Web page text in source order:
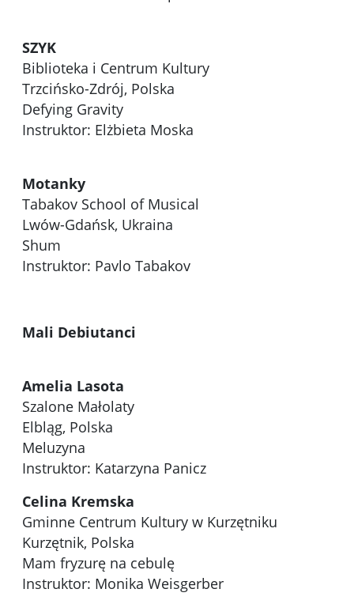
SZYK
Biblioteka i Centrum Kultury
Trzcińsko-Zdrój, Polska
Defying Gravity
Instruktor: Elżbieta Moska
Motanky
Tabakov School of Musical
Lwów-Gdańsk, Ukraina
Shum
Instruktor: Pavlo Tabakov
Mali Debiutanci
Amelia Lasota
Szalone Małolaty
Elbląg, Polska
Meluzyna
Instruktor: Katarzyna Panicz
Celina Kremska
Gminne Centrum Kultury w Kurzętniku
Kurzętnik, Polska
Mam fryzurę na cebulę
Instruktor: Monika Weisgerber